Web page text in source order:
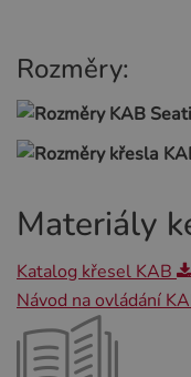
Rozměry:
Materiály
Katalog křesel KAB
Návod na ovládání